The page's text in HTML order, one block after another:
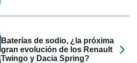
Baterías de sodio, ¿la próxima
gran evolución de los Renault
Twingo y Dacia Spring?